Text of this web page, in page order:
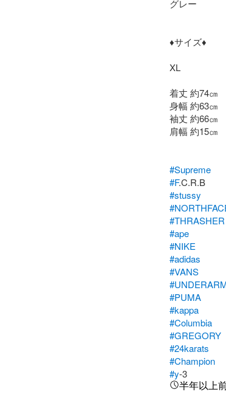
グレー
♦︎サイズ♦︎
XL
着丈 約74㎝
身幅 約63㎝
袖丈 約66㎝
肩幅 約15㎝
#Supreme
#F
.C.R.B
#stussy
#THRASHER
#ape
#NIKE
#adidas
#VANS
#PUMA
#kappa
#Columbia
#GREGORY
#24karats
#Champion
#y-3
半年以上